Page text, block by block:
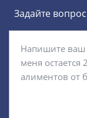
Задайте